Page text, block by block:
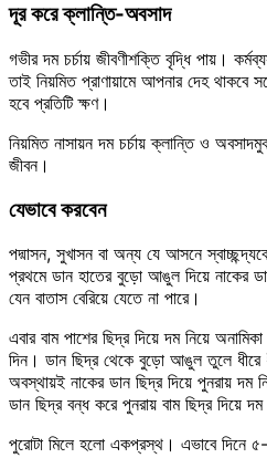
দূর করে ক্লান্তি-অবসাদ
গভীর দম চর্চায় জীবণীশক্তি বৃদ্ধি পায়।
তাই নিয়মিত প্রাণায়ামে আপনার দেহ
হবে প্রতিটি ক্ষণ।
নিয়মিত নাসায়ন দম চর্চায় ক্লান্তি ও
জীবন।
যেভাবে করবেন
পদ্মাসন, সুখাসন বা অন্য যে আসনে
প্রথমে ডান হাতের বুড়ো আঙুল দিয়ে নাকের
যেন বাতাস বেরিয়ে যেতে না পারে।
এবার বাম পাশের ছিদ্র দিয়ে দম নিয়ে
দিন। ডান ছিদ্র থেকে বুড়ো আঙুল তুলে ধীরে
অবস্থায়ই নাকের ডান ছিদ্র দিয়ে পুনরায়
ডান ছিদ্র বন্ধ করে পুনরায় বাম ছিদ্র দিয়ে
পুরোটা মিলে হলো একপ্রস্থ। এভাবে দিনে